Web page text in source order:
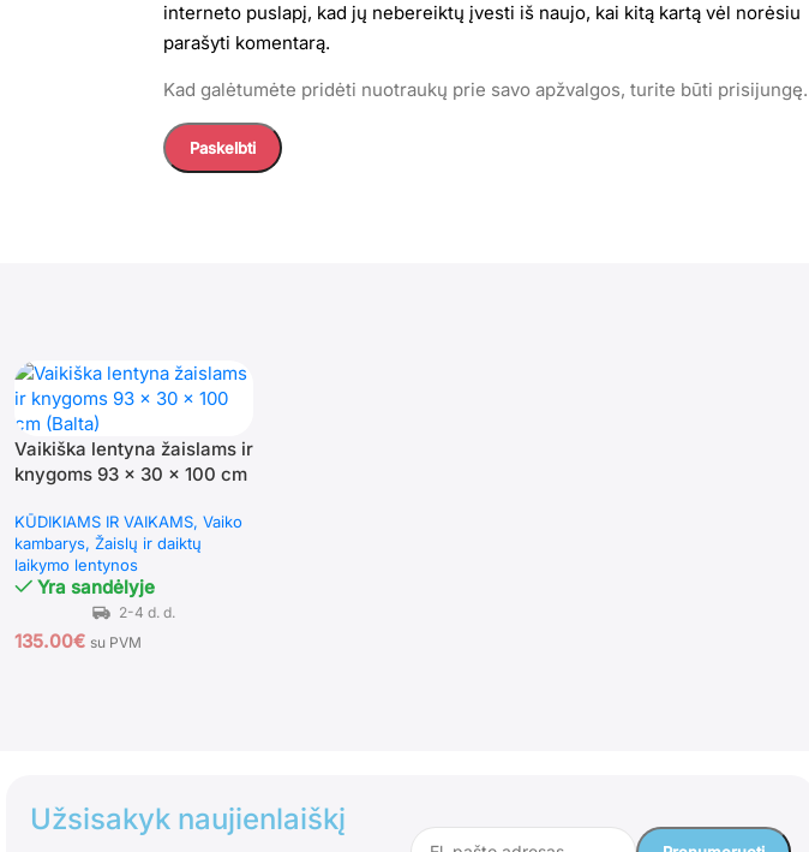
interneto puslapį, kad jų nebereiktų įvesti iš naujo, kai kitą kartą vėl norėsiu
parašyti komentarą.
Kad galėtumėte pridėti nuotraukų prie savo apžvalgos, turite būti prisijungę.
Vaikiška lentyna žaislams ir
knygoms 93 x 30 x 100 cm
KŪDIKIAMS IR VAIKAMS Vaiko
kambarys Žaislų ir daiktų
laikymo lentynos
Yra sandėlyje
135.00€ su PVM
Užsisakyk naujienlaiškį